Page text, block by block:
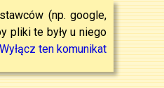
(np. google,
pliki te były u niego
Wyłącz ten komunikat